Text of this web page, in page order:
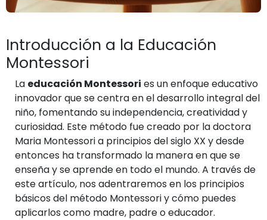
Introducción a la Educación
Montessori
La educación Montessori es un enfoque educativo
innovador que se centra en el desarrollo integral del
niño, fomentando su independencia, creatividad y
curiosidad. Este método fue creado por la doctora
Maria Montessori a principios del siglo XX y desde
entonces ha transformado la manera en que se
enseña y se aprende en todo el mundo. A través de
este artículo, nos adentraremos en los principios
básicos del método Montessori y cómo puedes
aplicarlos como madre, padre o educador.